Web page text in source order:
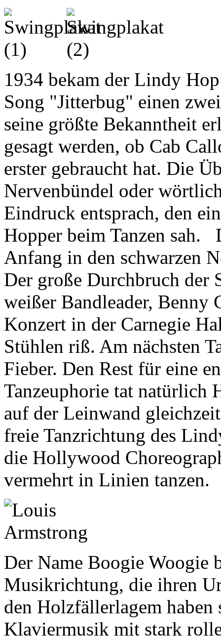
1934 bekam der Lindy
Song "Jitterbug" einen
seine größte Bekanntheit
gesagt werden, ob Cab
erster gebraucht hat. Die
Nervenbündel oder
Eindruck entsprach, den
Hopper beim Tanzen
Anfang in den schwarzen
Der große Durchbruch der
weißer Bandleader, Benny
Konzert in der Carnegie
Stühlen riß. Am nächsten
Fieber. Den Rest für eine
Tanzeuphorie tat natürlich
auf der Leinwand
freie Tanzrichtung des
die Hollywood
vermehrt in Linien tanzen.
Der Name Boogie Woogie
Musikrichtung, die ihren
den Holzfällerlagem
Klaviermusik mit stark